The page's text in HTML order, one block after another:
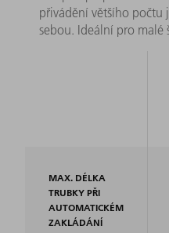
přivádění většího počtu
sebou. Ideální pro malé
MAX. DÉLKA
TRUBKY PŘI
AUTOMATICKÉM
ZAKLÁDÁNÍ